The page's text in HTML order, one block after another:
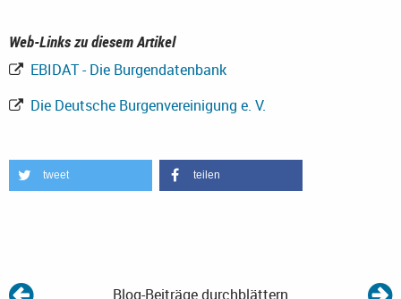
Web-Links zu diesem Artikel
EBIDAT - Die Burgendatenbank
Die Deutsche Burgenvereinigung e. V.
tweet teilen
Blog-Beiträge durchblättern